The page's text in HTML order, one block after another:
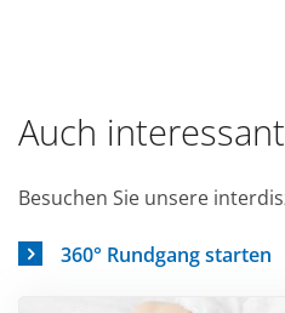
Auch interessant
Besuchen Sie unsere
360° Rundgang starten